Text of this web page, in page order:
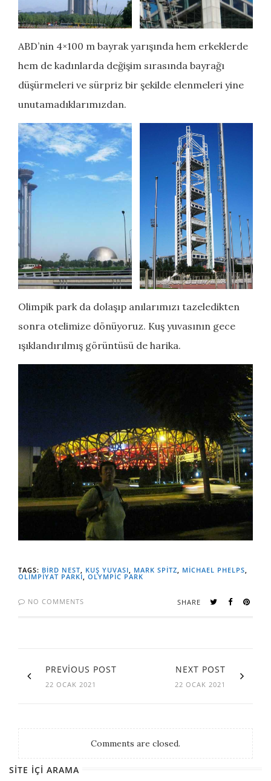
ABD’nin 4×100 m bayrak yarışında hem erkeklerde
hem de kadınlarda değişim sırasında bayrağı
düşürmeleri ve sürpriz bir şekilde elenmeleri yine
unutamadıklarımızdan.
Olimpik park da dolaşıp anılarımızı tazeledikten
sonra otelimize dönüyoruz. Kuş yuvasının gece
ışıklandırılmış görüntüsü de harika.
TAGS: BIRD NEST KUŞ YUVASI MARK SPITZ MICHAEL PHELPS
OLIMPIYAT PARKI OLYMPIC PARK
NO COMMENTS SHARE
PREVIOUS POST
22 OCAK 2021
NEXT POST
22 OCAK 2021
Comments are closed.
SITE İÇI ARAMA